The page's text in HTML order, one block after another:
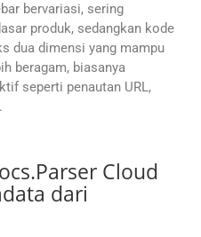
bervariasi, sering
produk, sedangkan kode
dua dimensi yang mampu
beragam, biasanya
seperti penautan URL,
Cloud
dari